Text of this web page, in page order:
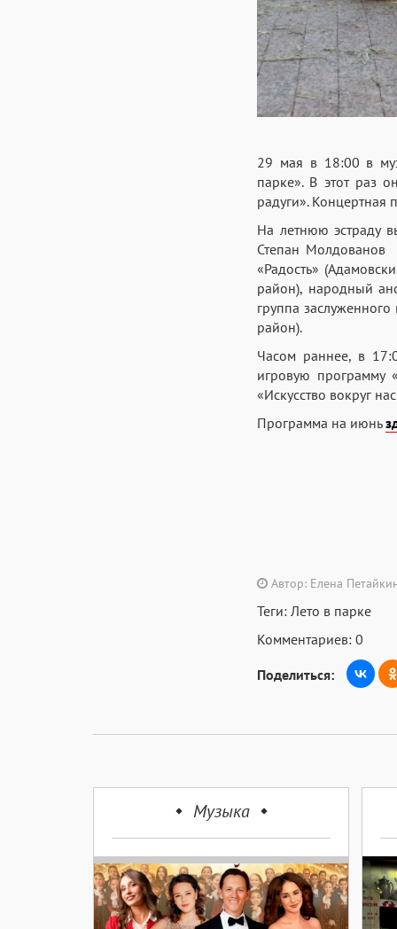
29 мая в 18:00 в
парке». В этот раз
радуги».
На летнюю эстраду
Степан Молдованов
«Радость»
район), народный
группа
район).
Часом раннее, в
игровую программу
«Искусство вокруг
Программа на июнь
Автор: Елена
Теги: Лето в парке
Комментариев: 0
Поделиться:
Музыка